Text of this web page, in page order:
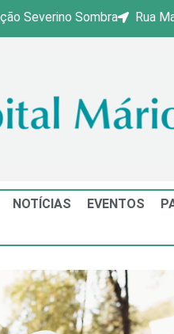
Severino Sombra Rua
NOTÍCIAS EVENTOS